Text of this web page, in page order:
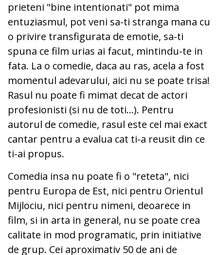
prieteni "bine intentionati" pot mima
entuziasmul, pot veni sa-ti stranga mana cu
o privire transfigurata de emotie, sa-ti
spuna ce film urias ai facut, mintindu-te in
fata. La o comedie, daca au ras, acela a fost
momentul adevarului, aici nu se poate trisa!
Rasul nu poate fi mimat decat de actori
profesionisti (si nu de toti...). Pentru
autorul de comedie, rasul este cel mai exact
cantar pentru a evalua cat ti-a reusit din ce
ti-ai propus.
Comedia insa nu poate fi o "reteta", nici
pentru Europa de Est, nici pentru Orientul
Mijlociu, nici pentru nimeni, deoarece in
film, si in arta in general, nu se poate crea
calitate in mod programatic, prin initiative
de grup. Cei aproximativ 50 de ani de